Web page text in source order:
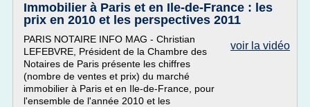
Immobilier à Paris et en Ile-de-France : les
prix en 2010 et les perspectives 2011
voir la vidéo
PARIS NOTAIRE INFO MAG - Christian
LEFEBVRE, Président de la Chambre des
Notaires de Paris présente les chiffres
(nombre de ventes et prix) du marché
immobilier à Paris et en Ile-de-France, pour
l'ensemble de l'année 2010 et les